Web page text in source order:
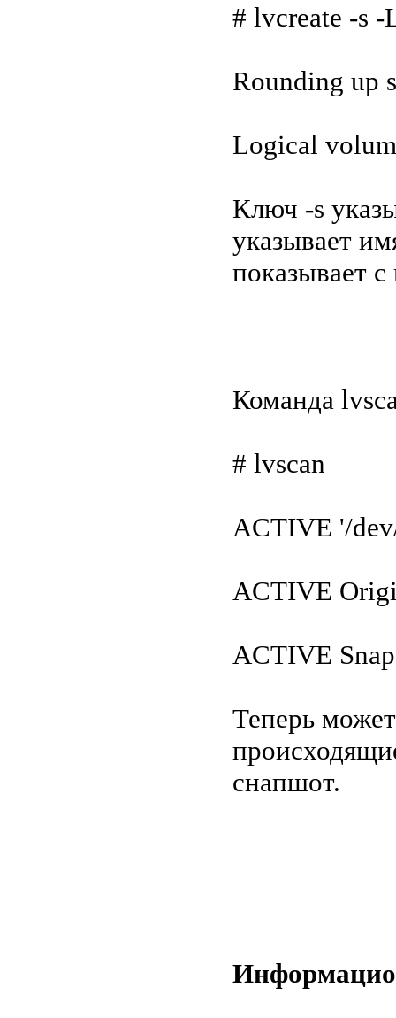
# lvcreate -s
Rounding up
Logical
Ключ -s
указывает
показывает
Команда
# lvscan
ACTIVE '/
ACTIVE
ACTIVE
Теперь
снапшот.